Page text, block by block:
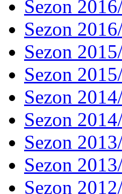
Sezon
Sezon
Sezon
Sezon
Sezon
Sezon
Sezon
Sezon
Sezon